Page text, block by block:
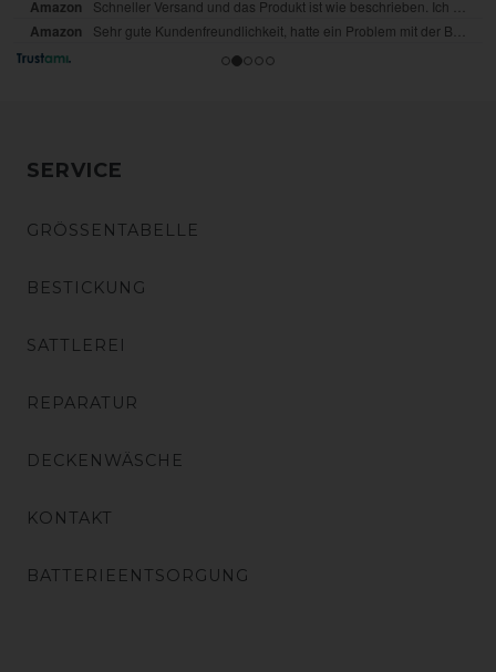
SERVICE
GRÖSSENTABELLE
BESTICKUNG
SATTLEREI
REPARATUR
DECKENWÄSCHE
KONTAKT
BATTERIEENTSORGUNG